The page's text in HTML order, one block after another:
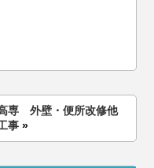
専 外壁・便所改修他
事 »